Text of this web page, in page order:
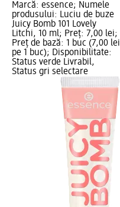
Marcă: essence; Numele
produsului: Luciu de buze
Juicy Bomb 101 Lovely
Litchi, 10 ml; Preț: 7,00 lei;
Preț de bază: 1 buc (7,00 lei
pe 1 buc); Disponibilitate:
Status verde Livrabil,
Status gri selectare